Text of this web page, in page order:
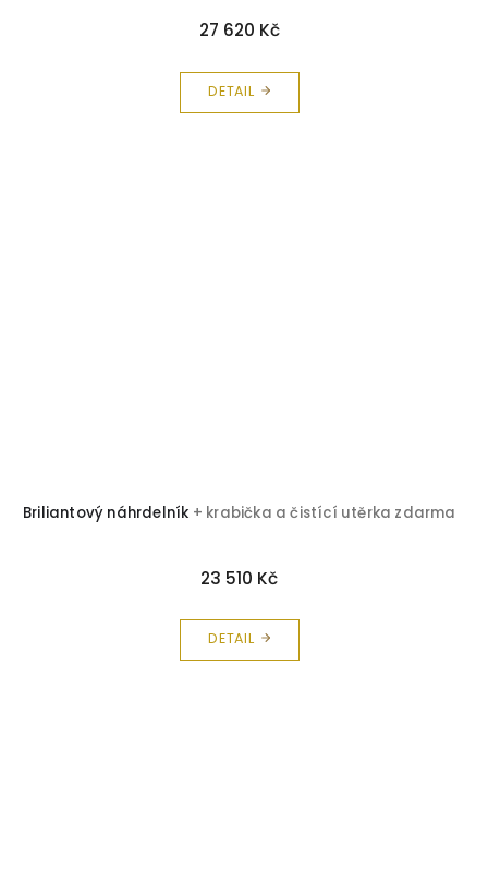
27 620 Kč
DETAIL
Briliantový náhrdelník + krabička a čistící utěrka zdarma
23 510 Kč
DETAIL